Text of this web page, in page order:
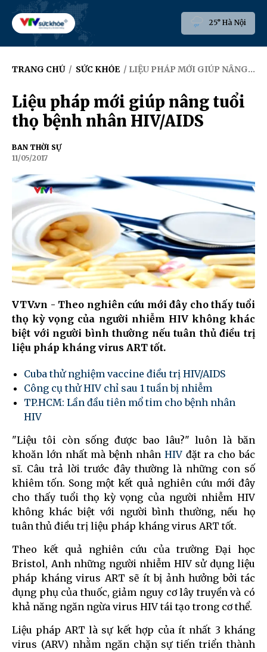
25° Hà Nội
TRANG CHỦ / SỨC KHỎE / LIỆU PHÁP MỚI GIÚP NÂNG TUỔI THỌ BỆNH NHÂN HIV/AIDS
Liệu pháp mới giúp nâng tuổi
thọ bệnh nhân HIV/AIDS
BAN THỜI SỰ
11/05/2017
VTV.vn - Theo nghiên cứu mới đây cho thấy tuổi
thọ kỳ vọng của người nhiễm HIV không khác
biệt với người bình thường nếu tuân thủ điều trị
liệu pháp kháng virus ART tốt.
Cuba thử nghiệm vaccine điều trị HIV/AIDS
Công cụ thử HIV chỉ sau 1 tuần bị nhiễm
TP.HCM: Lần đầu tiên mổ tim cho bệnh nhân
HIV
"Liệu tôi còn sống được bao lâu?" luôn là băn
khoăn lớn nhất mà bệnh nhân HIVđặt ra cho bác
sĩ. Câu trả lời trước đây thường là những con số
khiêm tốn. Song một kết quả nghiên cứu mới đây
cho thấy tuổi thọ kỳ vọng của người nhiễm HIV
không khác biệt với người bình thường, nếu họ
tuân thủ điều trị liệu pháp kháng virus ART tốt.
Theo kết quả nghiên cứu của trường Đại học
Bristol, Anh những người nhiễm HIV sử dụng liệu
pháp kháng virus ART sẽ ít bị ảnh hưởng bởi tác
dụng phụ của thuốc, giảm nguy cơ lây truyền và có
khả năng ngăn ngừa virus HIV tái tạo trong cơ thể.
Liệu pháp ART là sự kết hợp của ít nhất 3 kháng
virus (ARV) nhằm ngăn chặn sự tiến triển thành